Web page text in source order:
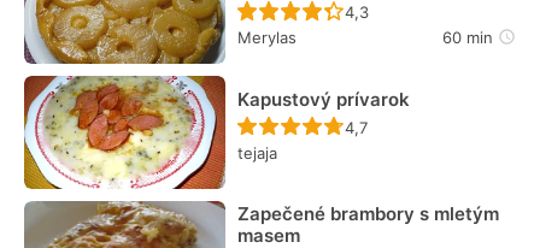
Recept ještě nebyl
4,3
Merylas
60 min
Kapustový prívarok
Recept ještě nebyl
4,7
tejaja
Zapečené brambory s mletým
masem